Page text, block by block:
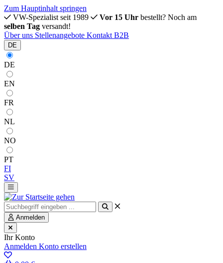
Zum Hauptinhalt springen
VW-Spezialist seit 1989
Vor 15 Uhr bestellt? Noch am
selben Tag versandt!
Über uns Stellenangebote Kontakt B2B
DE
DE
EN
FR
NL
NO
PT
FI
SV
Anmelden
Ihr Konto
Anmelden Konto erstellen